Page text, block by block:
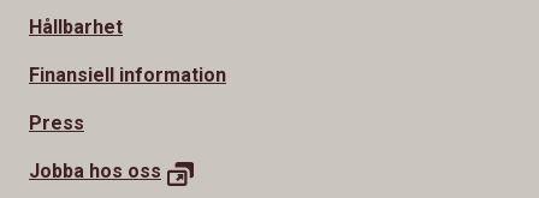
Hållbarhet
Finansiell information
Press
Jobba hos oss